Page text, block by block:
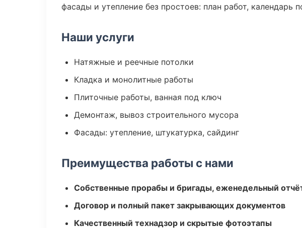
фасады и утепление без простоев: план работ, календарь
Наши услуги
Натяжные и реечные потолки
Кладка и монолитные работы
Плиточные работы, ванная под ключ
Демонтаж, вывоз строительного мусора
Фасады: утепление, штукатурка, сайдинг
Преимущества работы с нами
Собственные прорабы и бригады, еженедельный
Договор и полный пакет закрывающих документов
Качественный технадзор и скрытые фотоэтапы